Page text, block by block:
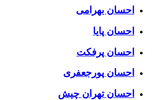
احسان بهرامی
احسان پایا
احسان پرفکت
احسان پورجعفری
احسان تهران چیش